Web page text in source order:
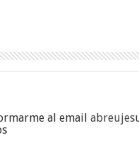
al email